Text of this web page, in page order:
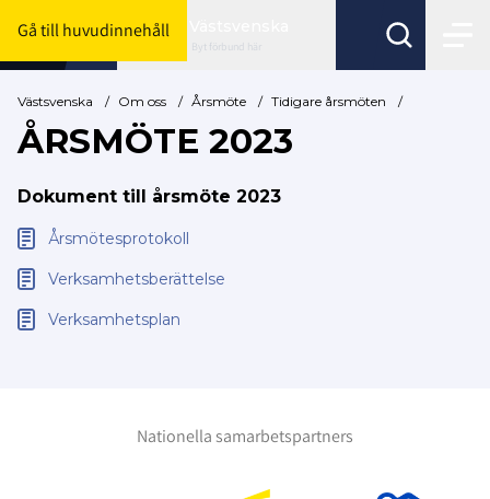
Gå till huvudinnehåll
Byt förbund här
Västsvenska / Om oss / Årsmöte / Tidigare årsmöten /
ÅRSMÖTE 2023
Dokument till årsmöte 2023
Årsmötesprotokoll
Verksamhetsberättelse
Verksamhetsplan
Nationella samarbetspartners